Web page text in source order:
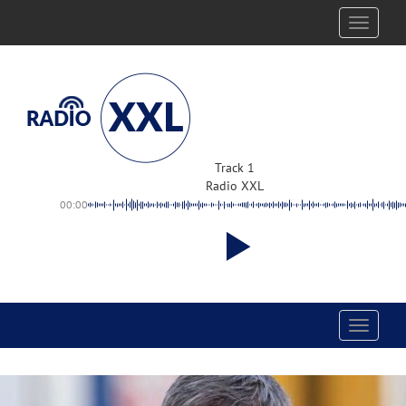
Toggle
Track 1
Radio XXL
00:00
Toggle